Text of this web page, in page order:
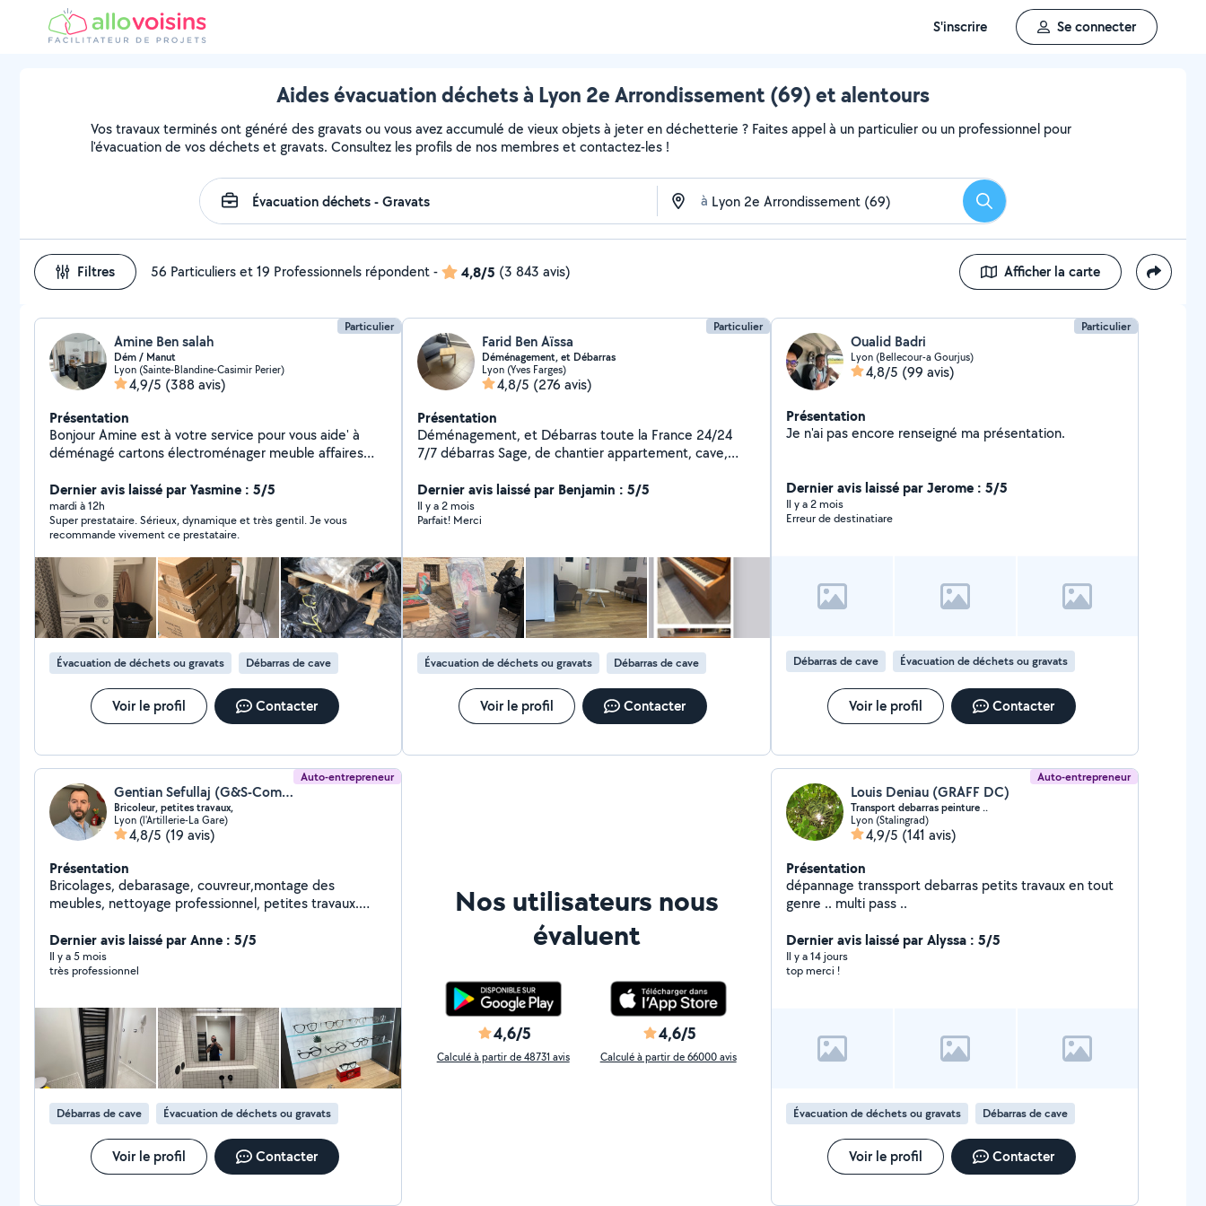
S'inscrire Se connecter
Aides évacuation déchets à Lyon 2e Arrondissement (69) et alentours
Vos travaux terminés ont généré des gravats ou vous avez accumulé de vieux objets à jeter en déchetterie ? Faites appel à un particulier ou un professionnel pour
l'évacuation de vos déchets et gravats. Consultez les profils de nos membres et contactez-les !
à Rechercher
Filtres 56 Particuliers et 19 Professionnels répondent- 4,8/5 (3 843 avis) Afficher la carte
Particulier
Amine Ben salah
Dém / Manut
Lyon (Sainte-Blandine-Casimir Perier)
4,9/5 (388 avis)
Présentation
Bonjour Amine est à votre service pour vous aide' à
déménagé cartons électroménager meuble affaires
Montage et démontage Protection des affaires Travail
en toute sécurité et plein de confiance pour vous
satisfaire Débarrasser encombrants . Évacuation
déchets gravats Livraison manutention et transport de
colis 7 jours / 7 Disponible à tout moment Merci Amine
Dernier avis laissé par Yasmine : 5/5
mardi à 12h
Super prestataire. Sérieux, dynamique et très gentil. Je vous
recommande vivement ce prestataire.
Évacuation de déchets ou gravats Débarras de cave
Voir le profil Contacter
Particulier
Farid Ben Aïssa
Déménagement, et Débarras
Lyon (Yves Farges)
4,8/5 (276 avis)
Présentation
Déménagement, et Débarras toute la France 24/24
7/7 débarras Sage, de chantier appartement, cave,
Dernier avis laissé par Benjamin : 5/5
Il y a 2 mois
Parfait! Merci
Évacuation de déchets ou gravats Débarras de cave
Voir le profil Contacter
Particulier
Oualid Badri
Lyon (Bellecour-a Gourjus)
4,8/5 (99 avis)
Présentation
Je n'ai pas encore renseigné ma présentation.
Dernier avis laissé par Jerome : 5/5
Il y a 2 mois
Erreur de destinatiare
Débarras de cave Évacuation de déchets ou gravats
Voir le profil Contacter
Auto-entrepreneur
Gentian Sefullaj (G&S-Compagny)
Bricoleur, petites travaux,
Lyon (l'Artillerie-La Gare)
4,8/5 (19 avis)
Présentation
Bricolages, debarasage, couvreur,montage des
meubles, nettoyage professionnel, petites travaux.
Dernier avis laissé par Anne : 5/5
Il y a 5 mois
très professionnel
Débarras de cave Évacuation de déchets ou gravats
Voir le profil Contacter
Nos utilisateurs nous
évaluent
4,6/5
Calculé à partir de 48731 avis
4,6/5
Calculé à partir de 66000 avis
Auto-entrepreneur
Louis Deniau (GRAFF DC)
Transport debarras peinture ..
Lyon (Stalingrad)
4,9/5 (141 avis)
Présentation
dépannage transsport debarras petits travaux en tout
genre .. multi pass ..
Dernier avis laissé par Alyssa : 5/5
Il y a 14 jours
top merci !
Évacuation de déchets ou gravats Débarras de cave
Voir le profil Contacter